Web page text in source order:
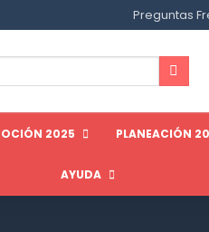
Preguntas
2025 PLANEACIÓN
AYUDA